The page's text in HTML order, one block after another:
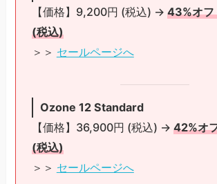
【価格】9,200円 (税込) → 43%オ
(税込)
＞＞ セールページへ
Ozone 12 Standard
【価格】36,900円 (税込) → 42%オ
(税込)
＞＞ セールページへ